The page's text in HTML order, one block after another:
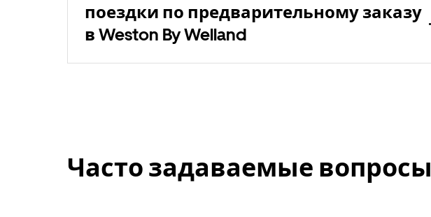
поездки по предварительному заказу
в Weston By Welland
Часто задаваемые вопросы